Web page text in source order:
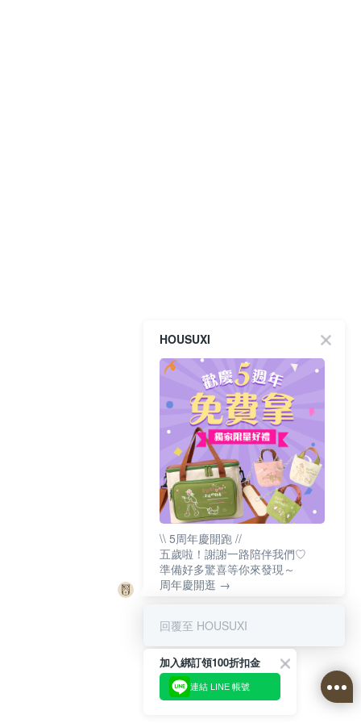
HOUSUXI
\\ 5周年慶開跑 //
五歲啦！謝謝一路陪伴我們♡
準備好多驚喜等你來發現～
周年慶開逛 →
回覆至 HOUSUXI
加入綁訂領100折扣金
連結 LINE 帳號